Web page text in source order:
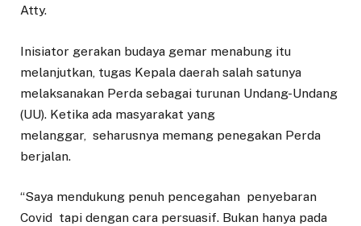
Atty.
Inisiator gerakan budaya gemar menabung itu
melanjutkan, tugas Kepala daerah salah satunya
melaksanakan Perda sebagai turunan Undang-Undang
(UU). Ketika ada masyarakat yang
melanggar, seharusnya memang penegakan Perda
berjalan.
“Saya mendukung penuh pencegahan penyebaran
Covid tapi dengan cara persuasif. Bukan hanya pada